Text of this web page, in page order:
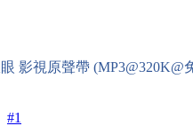
影視原聲帶 (MP3@320K@
#1